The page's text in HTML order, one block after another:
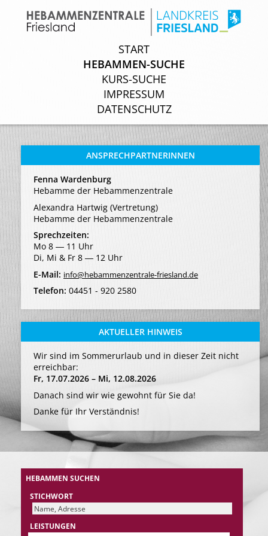
START
HEBAMMEN-SUCHE
KURS-SUCHE
IMPRESSUM
DATENSCHUTZ
START
HEBAMMEN-SUCHE
KURS-SUCHE
IMPRESSUM
DATENSCHUTZ
ANSPRECHPARTNERINNEN
Fenna Wardenburg
Hebamme der Hebammenzentrale
Alexandra Hartwig (Vertretung)
Hebamme der Hebammenzentrale
Sprechzeiten:
Mo 8 ― 11 Uhr
Di, Mi & Fr 8 ― 12 Uhr
E-Mail: info@hebammenzentrale-friesland.de
Telefon: 04451 - 920 2580
AKTUELLER HINWEIS
Wir sind im Sommerurlaub und in dieser Zeit nicht
erreichbar:
Fr, 17.07.2026 – Mi, 12.08.2026
Danach sind wir wie gewohnt für Sie da!
Danke für Ihr Verständnis!
HEBAMMEN SUCHEN
STICHWORT
LEISTUNGEN